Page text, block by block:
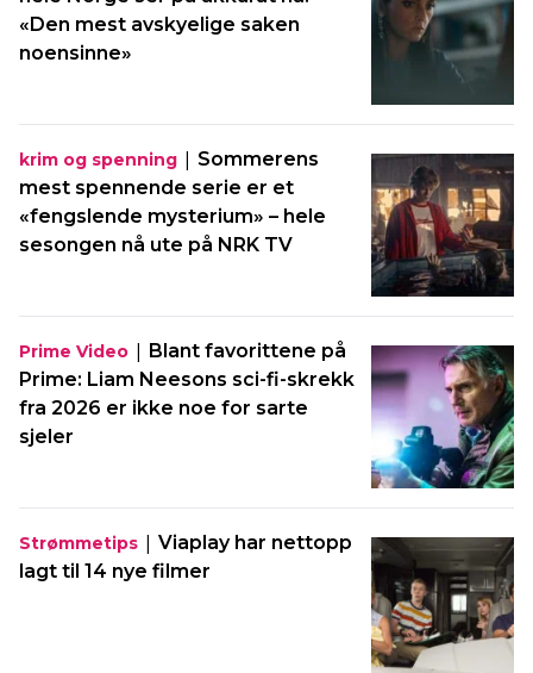
«Den mest avskyelige saken
noensinne»
krim og spenning | Sommerens
mest spennende serie er et
«fengslende mysterium» – hele
sesongen nå ute på NRK TV
Prime Video | Blant favorittene på
Prime: Liam Neesons sci-fi-skrekk
fra 2026 er ikke noe for sarte
sjeler
Strømmetips | Viaplay har nettopp
lagt til 14 nye filmer